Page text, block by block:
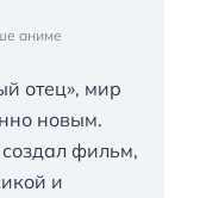
аниме
отец», мир
новым.
фильм,
и